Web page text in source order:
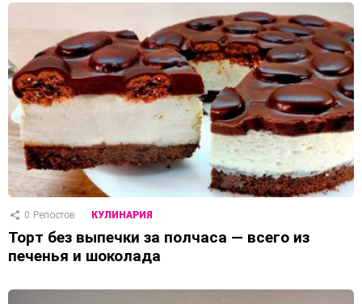
0 Репостов КУЛИНАРИЯ
Торт без выпечки за полчаса — всего из
печенья и шоколада